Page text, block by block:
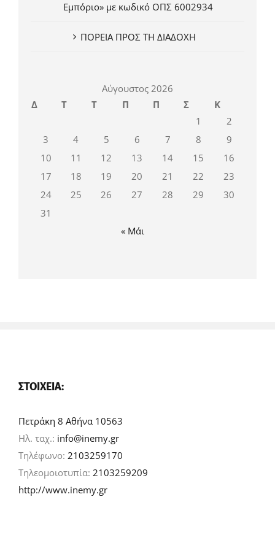
Εμπόριο» με κωδικό ΟΠΣ 6002934
ΠΟΡΕΙΑ ΠΡΟΣ ΤΗ ΔΙΑΔΟΧΗ
Αύγουστος 2026
Δ
Τ Τ Π Π Σ
Κ
1
2
3
4 5 6 7 8
9
10
11 12 13 14 15
16
17
18 19 20 21 22
23
24
25 26 27 28 29
30
31
« Μάι
ΣΤΟΙΧΕΊΑ:
Πετράκη 8 Αθήνα 10563
Ηλ. ταχ.: info@inemy.gr
Τηλέφωνο: 2103259170
Τηλεομοιοτυπία: 2103259209
http://www.inemy.gr